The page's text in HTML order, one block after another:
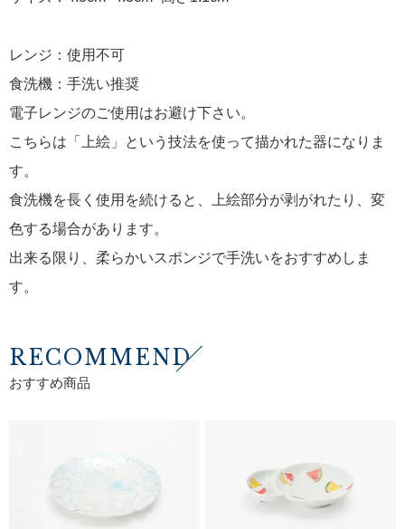
レンジ：使用不可
食洗機：手洗い推奨
電子レンジのご使用はお避け下さい。
こちらは「上絵」という技法を使って描かれた器になりま
す。
食洗機を長く使用を続けると、上絵部分が剥がれたり、変
色する場合があります。
出来る限り、柔らかいスポンジで手洗いをおすすめしま
す。
RECOMMEND
おすすめ商品